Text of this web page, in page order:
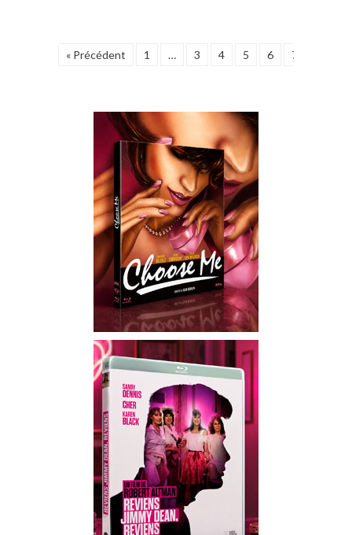
« Précédent 1 … 3 4 5 6 7